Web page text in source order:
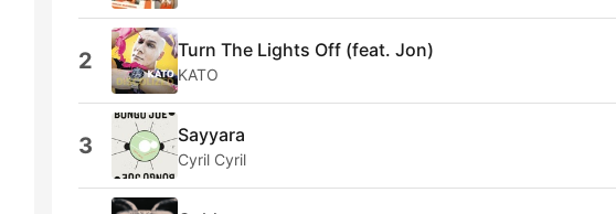
2 Turn The Lights Off (feat. Jon)
KATO
3 Sayyara
Cyril Cyril